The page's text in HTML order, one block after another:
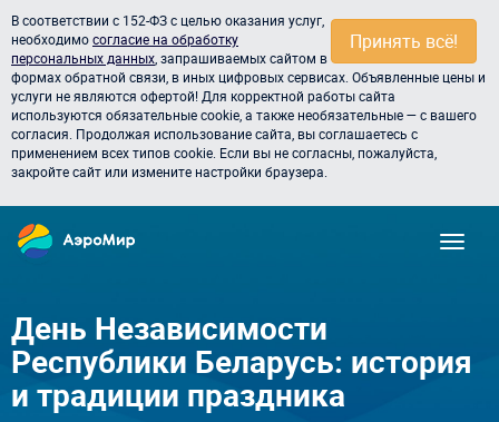
Принять всё!
В соответствии с 152-ФЗ с целью оказания услуг,
необходимосогласие на обработку
персональных данных , запрашиваемых сайтом в
формах обратной связи, в иных цифровых сервисах. Объявленные цены и
услуги не являются офертой! Для корректной работы сайта
используются обязательные cookie, а также необязательные — с вашего
согласия. Продолжая использование сайта, вы соглашаетесь с
применением всех типов cookie. Если вы не согласны, пожалуйста,
закройте сайт или измените настройки браузера.
День Независимости
Республики Беларусь: история
и традиции праздника